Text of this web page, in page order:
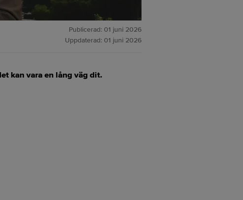
Publicerad: 01 juni 2026
Uppdaterad: 01 juni 2026
kan vara en lång väg dit.